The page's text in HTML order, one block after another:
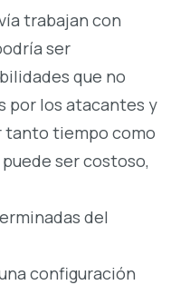
trabajan con
ser
que no
por los atacantes y
tanto tiempo como
ser costoso,
del
configuración